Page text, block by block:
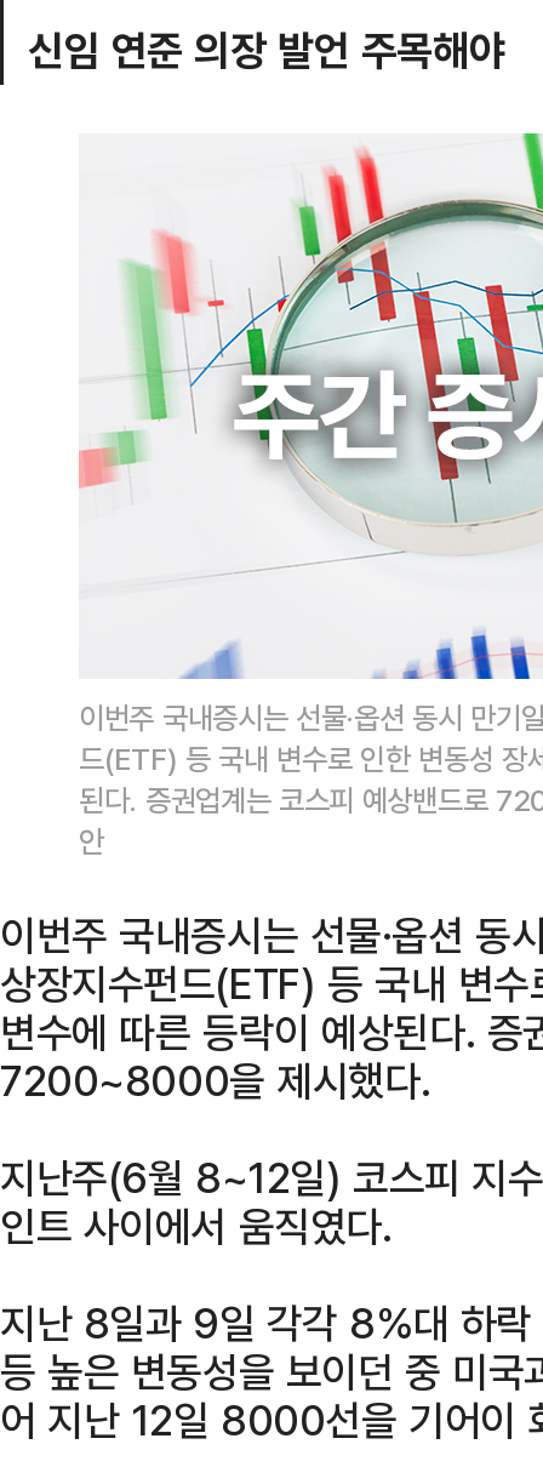
신임 연준 의장 발언 주목해야
이번주 국내증시는 선물·옵션 동시 만기
드(ETF) 등 국내 변수로 인한 변동성 장
된다. 증권업계는 코스피 예상밴드로
안
이번주 국내증시는 선물·옵션 동
상장지수펀드(ETF) 등 국내 변
변수에 따른 등락이 예상된다.
7200~8000을 제시했다.
지난주(6월 8~12일) 코스피
인트 사이에서 움직였다.
지난 8일과 9일 각각 8%대 하
등 높은 변동성을 보이던 중 미
어 지난 12일 8000선을 기어이